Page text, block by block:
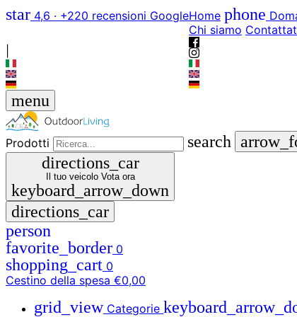
star 4,6 · +220 recensioni GoogleHome phone
Chi siamo
menu
Prodotti search
directions_car
Il tuo veicolo Vota ora
keyboard_arrow_down
directions_car
person
favorite_border 0
shopping_cart 0
Cestino della spesa €0,00
grid_viewCategorie